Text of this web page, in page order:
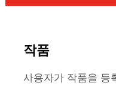
작품
사용자가 작품을 등